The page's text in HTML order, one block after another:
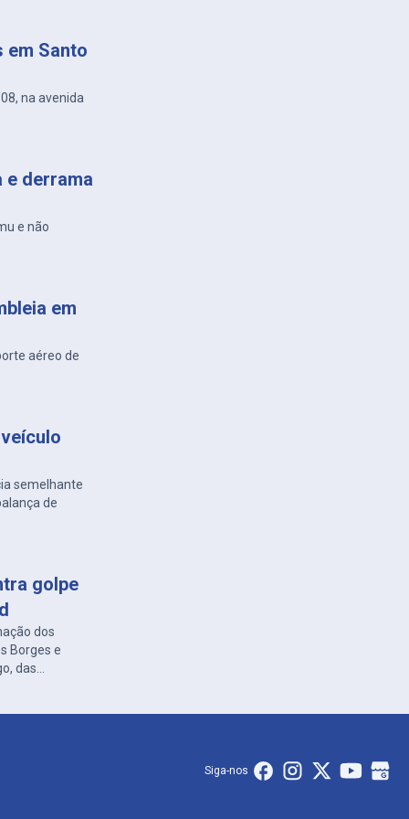
em Santo
na avenida
e derrama
e não
em
aéreo de
semelhante
de
golpe
dos
Borges e
das
Siga-nos